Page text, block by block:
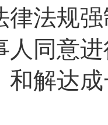
律法规
人同意
和解达